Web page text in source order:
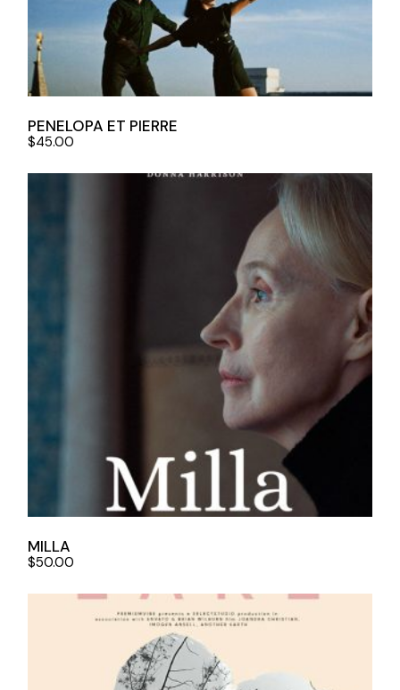
PENELOPA ET PIERRE
$45.00
MILLA
$50.00